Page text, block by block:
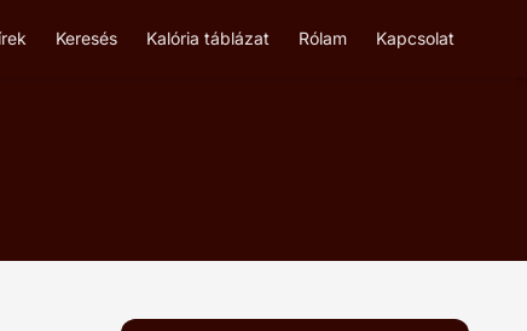
Keresés Kalória táblázat Rólam Kapcsolat